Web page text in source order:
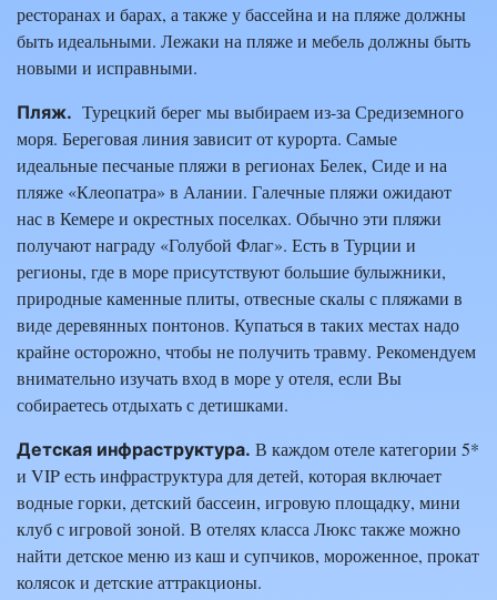
ресторанах и барах, а также у бассейна и на пляже должны
быть идеальными. Лежаки на пляже и мебель должны быть
новыми и исправными.
Пляж. Турецкий берег мы выбираем из-за Средиземного
моря. Береговая линия зависит от курорта. Самые
идеальные песчаные пляжи в регионах Белек, Сиде и на
пляже «Клеопатра» в Алании. Галечные пляжи ожидают
нас в Кемере и окрестных поселках. Обычно эти пляжи
получают награду «Голубой Флаг». Есть в Турции и
регионы, где в море присутствуют большие булыжники,
природные каменные плиты, отвесные скалы с пляжами в
виде деревянных понтонов. Купаться в таких местах надо
крайне осторожно, чтобы не получить травму. Рекомендуем
внимательно изучать вход в море у отеля, если Вы
собираетесь отдыхать с детишками.
Детская инфраструктура. В каждом отеле категории 5*
и VIP есть инфраструктура для детей, которая включает
водные горки, детский бассеин, игровую площадку, мини
клуб с игровой зоной. В отелях класса Люкс также можно
найти детское меню из каш и супчиков, мороженное, прокат
колясок и детские аттракционы.